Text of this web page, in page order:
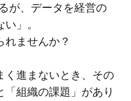
が、データを経営の
」。
ませんか？
く進まないとき、その
組織の課題」があり